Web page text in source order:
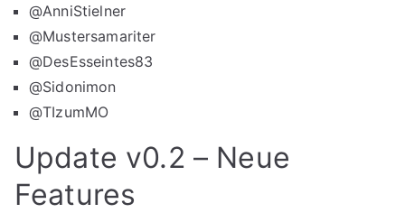
@AnniStielner
@Mustersamariter
@DesEsseintes83
@Sidonimon
@TIzumMO
Update v0.2 – Neue
Features